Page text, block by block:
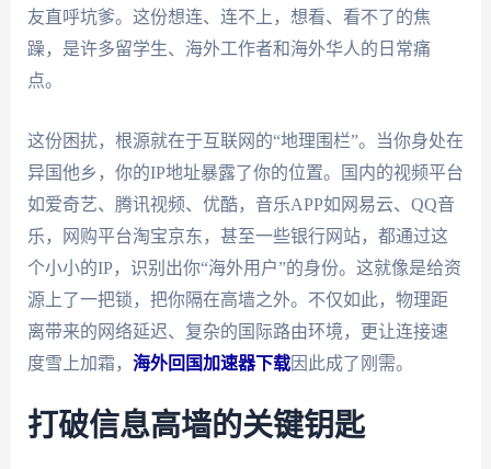
友直呼坑爹。这份想连、连不上，想看、看不了的焦
躁，是许多留学生、海外工作者和海外华人的日常痛
点。
这份困扰，根源就在于互联网的“地理围栏”。当你身处在
异国他乡，你的IP地址暴露了你的位置。国内的视频平台
如爱奇艺、腾讯视频、优酷，音乐APP如网易云、QQ音
乐，网购平台淘宝京东，甚至一些银行网站，都通过这
个小小的IP，识别出你“海外用户”的身份。这就像是给资
源上了一把锁，把你隔在高墙之外。不仅如此，物理距
离带来的网络延迟、复杂的国际路由环境，更让连接速
度雪上加霜， 海外回国加速器下载因此成了刚需。
打破信息高墙的关键钥匙